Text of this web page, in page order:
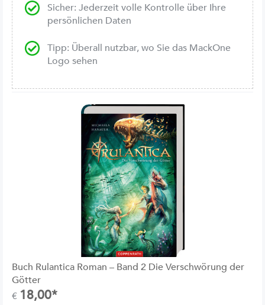
Sicher: Jederzeit volle Kontrolle über Ihre
persönlichen Daten
Tipp: Überall nutzbar, wo Sie das MackOne
Logo sehen
Buch Rulantica Roman – Band 2 Die Verschwörung der
Götter
€ 18,00*